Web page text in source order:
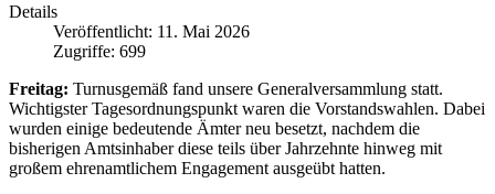
Details
Veröffentlicht: 11. Mai 2026
Zugriffe: 699
Freitag: Turnusgemäß fand unsere Generalversammlung statt.
Wichtigster Tagesordnungspunkt waren die Vorstandswahlen. Dabei
wurden einige bedeutende Ämter neu besetzt, nachdem die
bisherigen Amtsinhaber diese teils über Jahrzehnte hinweg mit
großem ehrenamtlichem Engagement ausgeübt hatten.